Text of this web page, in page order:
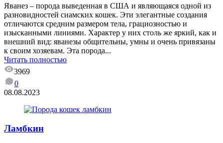
Яванез – порода выведенная в США и являющаяся одной из
разновидностей сиамских кошек. Эти элегантные создания
отличаются средним размером тела, грациозностью и
изысканными линиями. Характер у них столь же яркий, как и
внешний вид: яванезы общительны, умны и очень привязаны
к своим хозяевам. Эта порода...
Читать полностью
3969
0
08.08.2023
Ламбкин